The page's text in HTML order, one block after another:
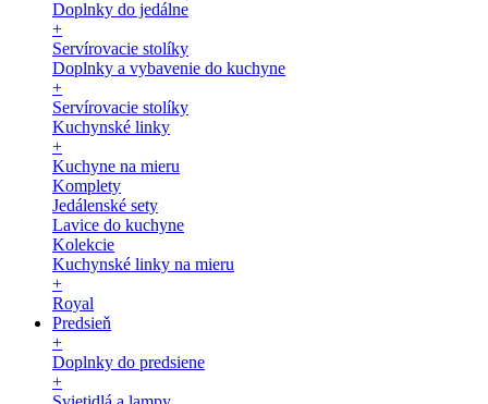
Doplnky do jedálne
+
Servírovacie stolíky
Doplnky a vybavenie do kuchyne
+
Servírovacie stolíky
Kuchynské linky
+
Kuchyne na mieru
Komplety
Jedálenské sety
Lavice do kuchyne
Kolekcie
Kuchynské linky na mieru
+
Royal
Predsieň
+
Doplnky do predsiene
+